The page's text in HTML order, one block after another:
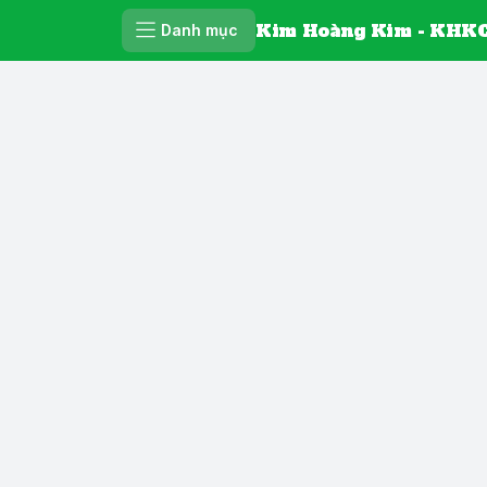
Danh mục Kim Hoàng Kim -